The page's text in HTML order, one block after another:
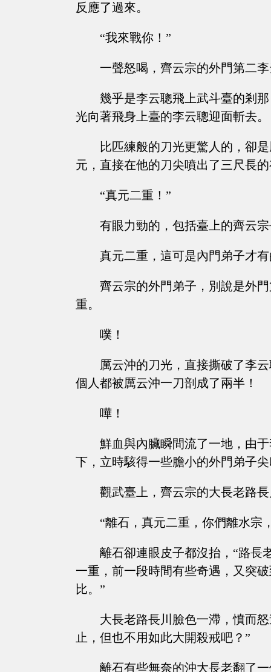
反應了過來。
“我來戰你！”
一聲怒喝，齊云宗的外門第二
幾乎是李云聰飛上武斗臺的剎
光向著飛身上臺的李云聰迎面斬去。
比匹練般的刀光更驚人的，卻
元，直接在他的刀尖噴出了三尺長
“真元二重！”
有眼力勁的，包括臺上的齊云
真元二重，這可是內門弟子才
齊云宗的外門弟子，別說是外
重。
噗！
厲云沖的刀光，直接撕破了李
個人都被厲云沖一刀剖成了兩半！
嘩！
鮮血與內臟瞬間流了一地，由
下，立時駭得一些膽小的外門弟子
觀武臺上，齊云宗的大長老路
“離石，真元二重，你們離水宗
離石卻連眼皮子都沒抬，“路長
一重，前一段時間有些奇遇，又突
比。”
大長老路長川臉色一滯，憤而
止，但也不用如此大開殺戒吧？”
離石有些無奈的沖大長老翻了